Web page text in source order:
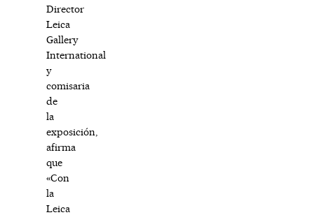
Director
Leica
Gallery
International
y
comisaria
de
la
exposición,
afirma
que
«Con
la
Leica